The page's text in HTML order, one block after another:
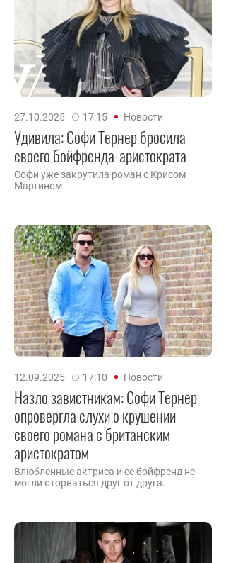
27.10.2025 17:15 Новости
Удивила: Софи Тернер бросила
своего бойфренда-аристократа
Софи уже закрутила роман с Крисом
Мартином.
12.09.2025 17:10 Новости
Назло завистникам: Софи Тернер
опровергла слухи о крушении
своего романа с британским
аристократом
Влюбленные актриса и ее бойфренд не
могли оторваться друг от друга.